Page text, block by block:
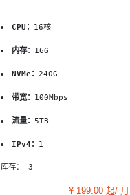
CPU： 16核
内存： 16G
NVMe：240G
带宽： 100Mbps
流量：5TB
IPv4： 1
库存： 3
¥ 199.00 起/ 月